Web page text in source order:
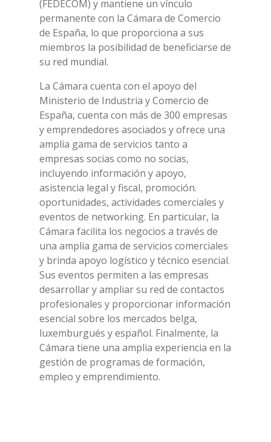
(FEDECOM) y mantiene un vínculo
permanente con la Cámara de Comercio
de España, lo que proporciona a sus
miembros la posibilidad de beneficiarse de
su red mundial.
La Cámara cuenta con el apoyo del
Ministerio de Industria y Comercio de
España, cuenta con más de 300 empresas
y emprendedores asociados y ofrece una
amplia gama de servicios tanto a
empresas socias como no socias,
incluyendo información y apoyo,
asistencia legal y fiscal, promoción.
oportunidades, actividades comerciales y
eventos de networking. En particular, la
Cámara facilita los negocios a través de
una amplia gama de servicios comerciales
y brinda apoyo logístico y técnico esencial.
Sus eventos permiten a las empresas
desarrollar y ampliar su red de contactos
profesionales y proporcionar información
esencial sobre los mercados belga,
luxemburgués y español. Finalmente, la
Cámara tiene una amplia experiencia en la
gestión de programas de formación,
empleo y emprendimiento.